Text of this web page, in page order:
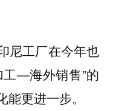
尼工厂在今年也
—海外销售”的
更进一步。